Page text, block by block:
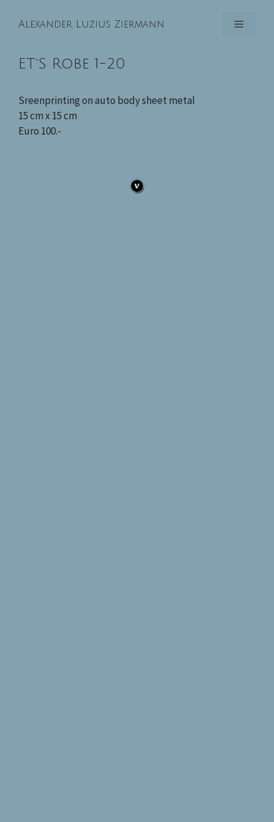
InhaltAlexander Luzius Ziermann Menü
ET`S Robe 1-20
Sreenprinting on auto body sheet metal
15 cm x 15 cm
Euro 100.-